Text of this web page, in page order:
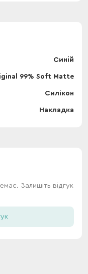
Синій
99% Soft Matte
Силікон
Накладка
Залишіть відгук